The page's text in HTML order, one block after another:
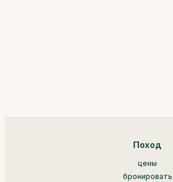
Поход
цены
бронировать